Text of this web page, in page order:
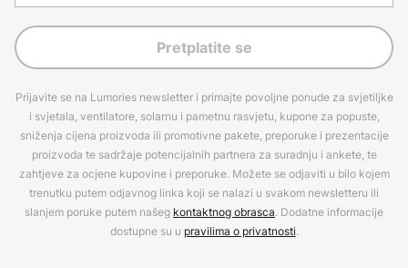
Pretplatite se
Prijavite se na Lumories newsletter i primajte povoljne ponude za svjetiljke
i svjetala, ventilatore, solarnu i pametnu rasvjetu, kupone za popuste,
sniženja cijena proizvoda ili promotivne pakete, preporuke i prezentacije
proizvoda te sadržaje potencijalnih partnera za suradnju i ankete, te
zahtjeve za ocjene kupovine i preporuke. Možete se odjaviti u bilo kojem
trenutku putem odjavnog linka koji se nalazi u svakom newsletteru ili
slanjem poruke putem našeg kontaktnog obrasca. Dodatne informacije
dostupne su u pravilima o privatnosti.